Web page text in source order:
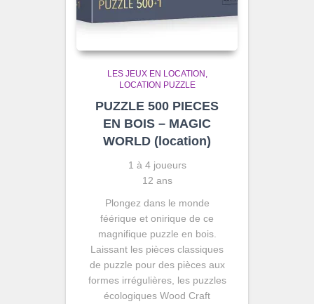
LES JEUX EN LOCATION
LOCATION PUZZLE
PUZZLE 500 PIECES
EN BOIS – MAGIC
WORLD (location)
1 à 4 joueurs
12 ans
Plongez dans le monde
féérique et onirique de ce
magnifique puzzle en bois.
Laissant les pièces classiques
de puzzle pour des pièces aux
formes irrégulières, les puzzles
écologiques Wood Craft